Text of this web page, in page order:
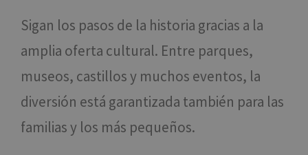
Sigan los pasos de la historia gracias a la
amplia oferta cultural. Entre parques,
museos, castillos y muchos eventos, la
diversión está garantizada también para las
familias y los más pequeños.